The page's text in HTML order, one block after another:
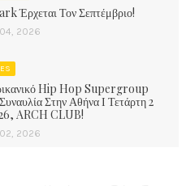
Έρχεται Τον Σεπτέμβριο!
2026
Hip Hop Supergroup
Στην Αθήνα Ι Τετάρτη 2
ARCH CLUB!
2026